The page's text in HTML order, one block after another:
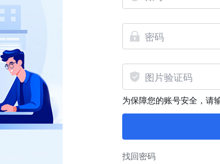
为保障您的账号安全，请
找回密码